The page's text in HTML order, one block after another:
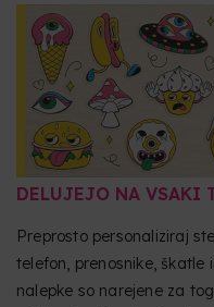
DELUJEJO NA VSAKI
Preprosto personaliziraj
telefon, prenosnike, škatle
nalepke so narejene za